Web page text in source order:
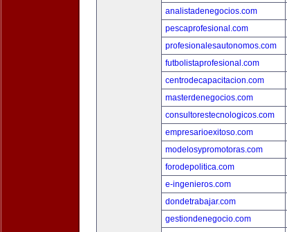
analistadenegocios.com
pescaprofesional.com
profesionalesautonomos.com
futbolistaprofesional.com
centrodecapacitacion.com
masterdenegocios.com
consultorestecnologicos.com
empresarioexitoso.com
modelosypromotoras.com
forodepolitica.com
e-ingenieros.com
dondetrabajar.com
gestiondenegocio.com